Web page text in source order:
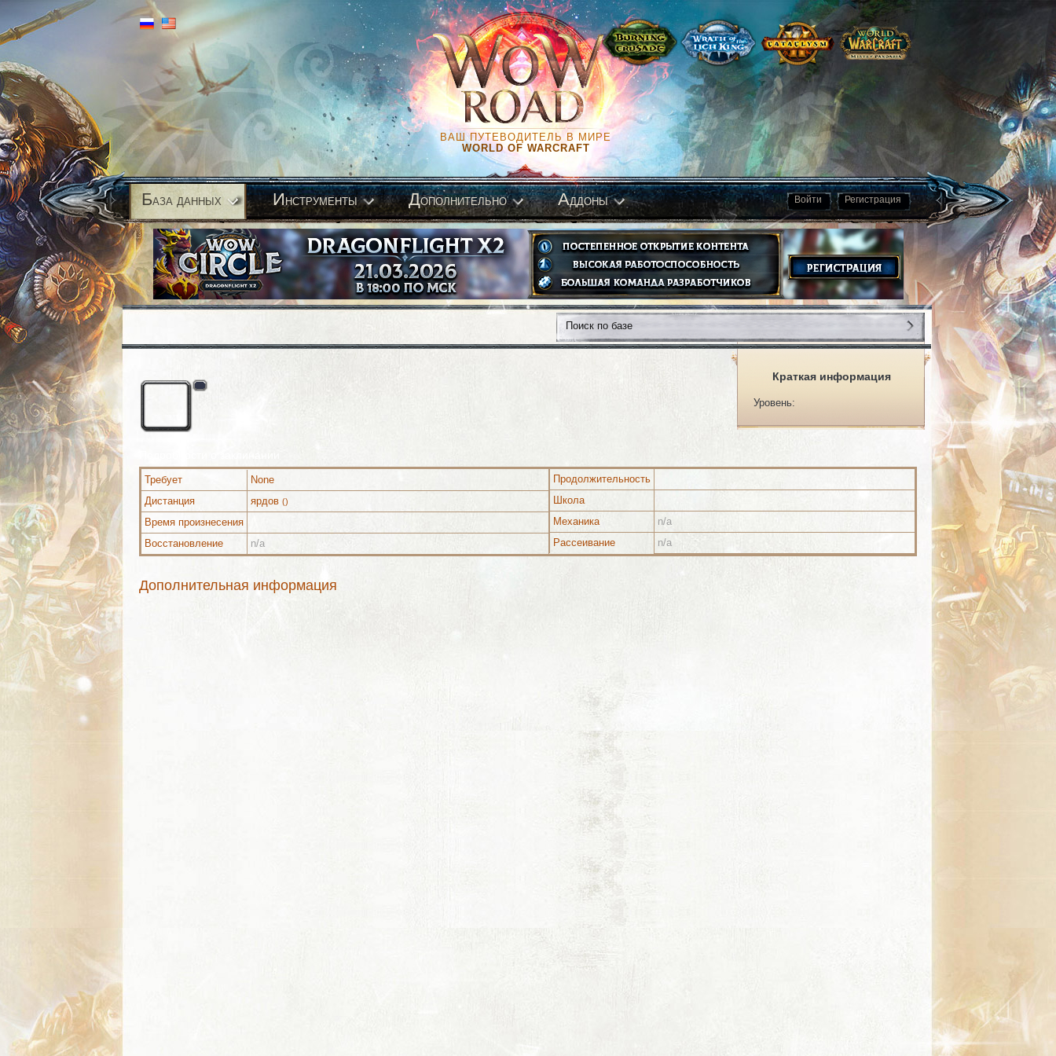
ВАШ ПУТЕВОДИТЕЛЬ В МИРЕ
WORLD OF WARCRAFT
Войти Регистрация
База данных Инструменты Дополнительно Аддоны
Краткая информация
Уровень:
Продолжительность
Школа
Механика
n/a
Рассеивание
n/a
Требует
None
Дистанция
ярдов ()
Время произнесения
Восстановление
n/a
Дополнительная информация